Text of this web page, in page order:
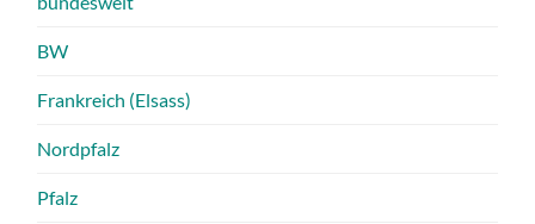
BW
Frankreich (Elsass)
Nordpfalz
Pfalz